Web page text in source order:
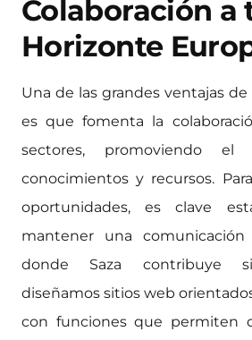
Colaboración a
Horizonte
Una de las grandes ventajas
es que fomenta la
sectores, promoviendo el
conocimientos y recursos.
oportunidades, es clave
mantener una
donde Saza contribuye
diseñamos sitios web
con funciones que permiten